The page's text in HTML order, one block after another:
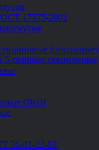
17375-2001
(секторные)
сварные секционные
ОКШ
26-01-22-82